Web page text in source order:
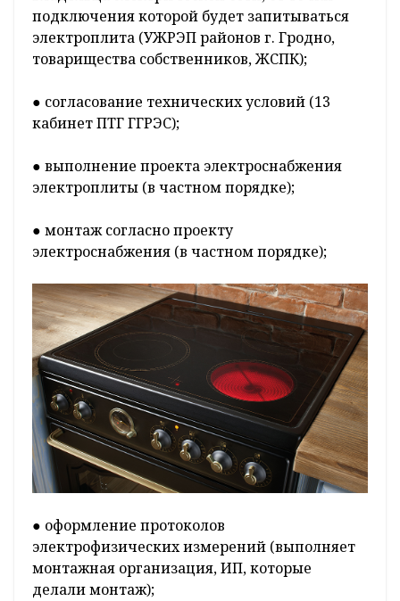
подключения которой будет запитываться
электроплита (УЖРЭП районов г. Гродно,
товарищества собственников, ЖСПК);
● согласование технических условий (13
кабинет ПТГ ГГРЭС);
● выполнение проекта электроснабжения
электроплиты (в частном порядке);
● монтаж согласно проекту
электроснабжения (в частном порядке);
● оформление протоколов
электрофизических измерений (выполняет
монтажная организация, ИП, которые
делали монтаж);